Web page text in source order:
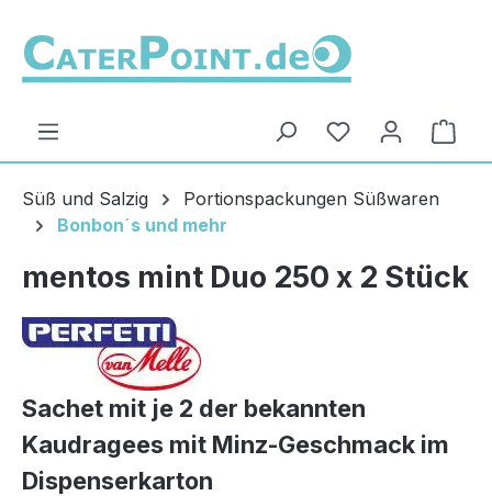
Du hast 0
Süß und Salzig
Portionspackungen Süßwaren
Bonbon´s und mehr
mentos mint Duo 250 x 2 Stück
Sachet mit je 2 der bekannten
Kaudragees mit Minz-Geschmack im
Dispenserkarton